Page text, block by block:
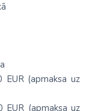
EUR (apmaksa uz
EUR (apmaksa uz